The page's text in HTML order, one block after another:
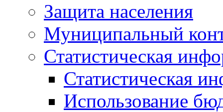
Защита населения
Муниципальный
Статистическая
Статистическая
Использование